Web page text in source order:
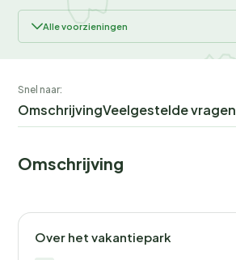
Alle voorzieningen
Snel naar:
OmschrijvingVeelgestelde vragen
Omschrijving
Over het vakantiepark